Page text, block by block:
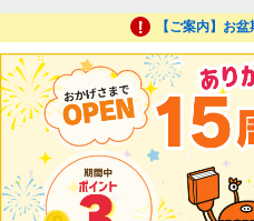
【ご案内】お